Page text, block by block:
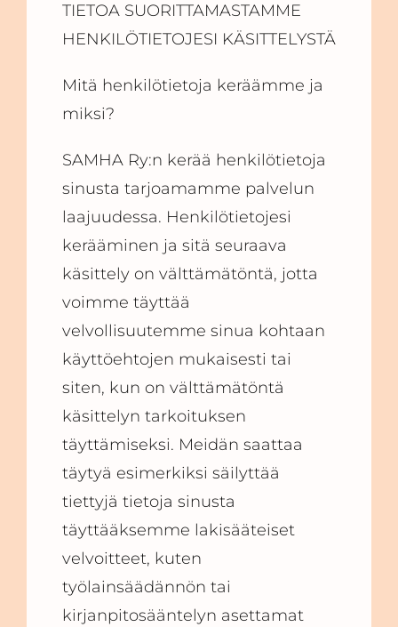
TIETOA SUORITTAMASTAMME
HENKILÖTIETOJESI KÄSITTELYSTÄ
Mitä henkilötietoja keräämme ja
miksi?
SAMHA Ry:n kerää henkilötietoja
sinusta tarjoamamme palvelun
laajuudessa. Henkilötietojesi
kerääminen ja sitä seuraava
käsittely on välttämätöntä, jotta
voimme täyttää
velvollisuutemme sinua kohtaan
käyttöehtojen mukaisesti tai
siten, kun on välttämätöntä
käsittelyn tarkoituksen
täyttämiseksi. Meidän saattaa
täytyä esimerkiksi säilyttää
tiettyjä tietoja sinusta
täyttääksemme lakisääteiset
velvoitteet, kuten
työlainsäädännön tai
kirjanpitosääntelyn asettamat